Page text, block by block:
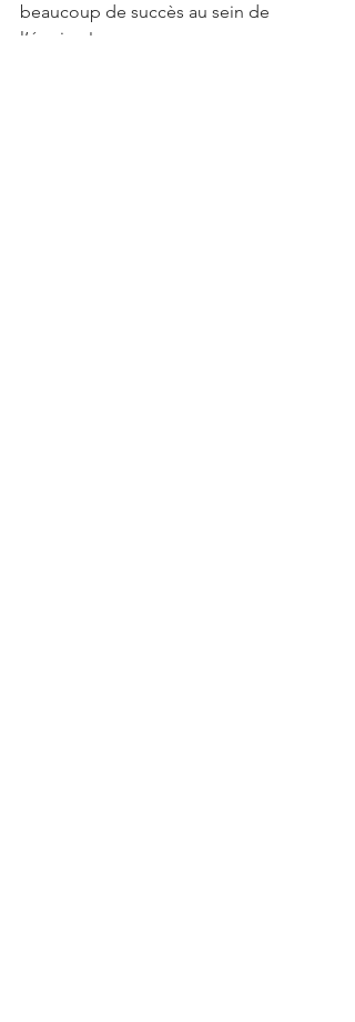
beaucoup de succès au sein de
l’équipe !